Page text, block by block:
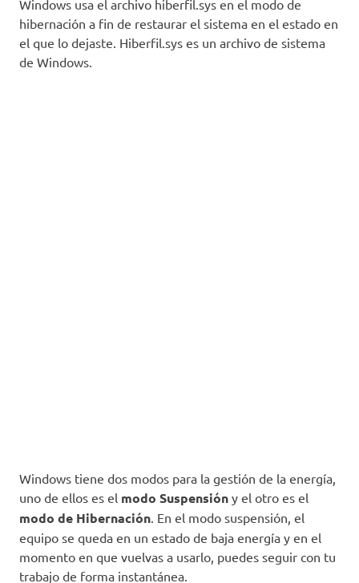
Windows usa el archivo hiberfil.sys en el modo de
hibernación a fin de restaurar el sistema en el estado en
el que lo dejaste. Hiberfil.sys es un archivo de sistema
de Windows.
Windows tiene dos modos para la gestión de la energía,
uno de ellos es el modo Suspensión y el otro es el
modo de Hibernación . En el modo suspensión, el
equipo se queda en un estado de baja energía y en el
momento en que vuelvas a usarlo, puedes seguir con tu
trabajo de forma instantánea.